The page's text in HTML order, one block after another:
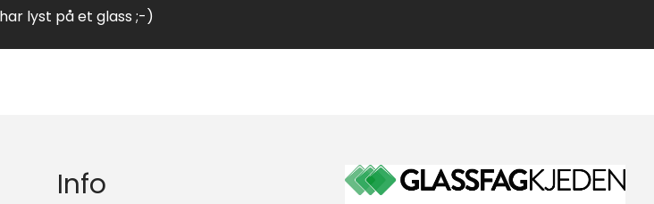
lyst på et glass ;-)
Info